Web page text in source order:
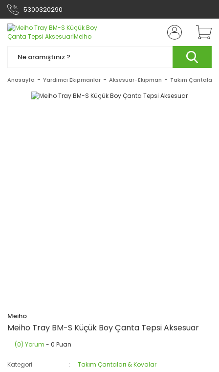
5300320290
Anasayfa Yardımcı Ekipmanlar Aksesuar-Ekipman Takım Çantaları
Meiho
Meiho Tray BM-S Küçük Boy Çanta Tepsi Aksesuar
(0) Yorum - 0 Puan
Kategori
Takım Çantaları & Kovalar